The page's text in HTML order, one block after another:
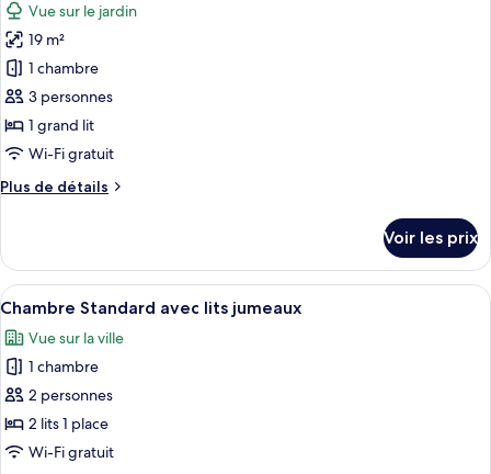
Double
Standard
photos
pour
ce
type
de
chambre :
Double
grand
lit,
salle
de
bains
attenante,
vue
jardin
Vue sur le jardin
19 m²
1 chambre
3 personnes
1 grand lit
Wi-Fi gratuit
Plus de détails
Plus
le
type
de
Chambre
Double
Supérieure,
grand
lit,
salle
Voir les prix
Afficher
toutes
les
photos
pour
ce
type
Une chambre d’hôtel avec deux
1
Chambre Standard avec lits jumeaux
Vue sur la ville
1 chambre
2 personnes
2 lits 1 place
Wi-Fi gratuit